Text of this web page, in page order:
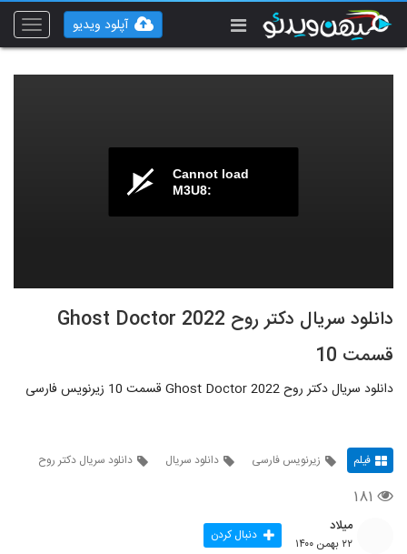
Toggle
آپلود ویدیو
Cannot load
M3U8:
دانلود سریال دکتر روح Ghost Doctor 2022
قسمت 10
دانلود سریال دکتر روح Ghost Doctor 2022 قسمت 10 زیرنویس فارسی
فیلم زیرنویس فارسی دانلود سریال دانلود سریال دکتر روح
۱۸۱
میلاد
۲۲ بهمن ۱۴۰۰ دنبال کردن